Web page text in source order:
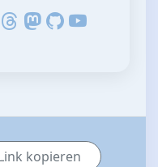
kopieren